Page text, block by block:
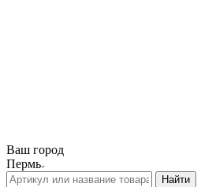
Ваш город
Пермь
Найти